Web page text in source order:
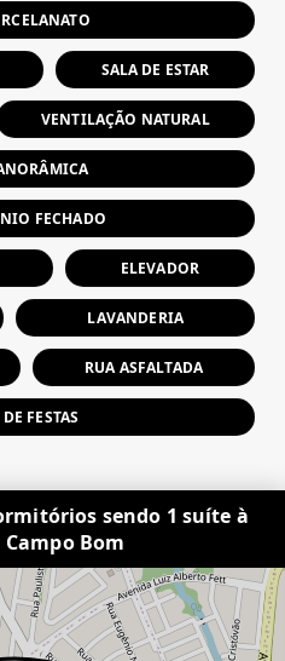
SALA DE ESTAR
VENTILAÇÃO NATURAL
FECHADO
ELEVADOR
LAVANDERIA
RUA ASFALTADA
FESTAS
sendo 1 suíte à
Bom